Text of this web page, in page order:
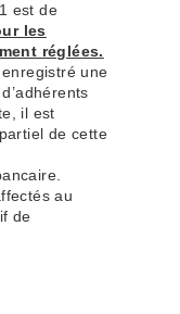
est de
les
réglées.
une
il est
de cette
au
de